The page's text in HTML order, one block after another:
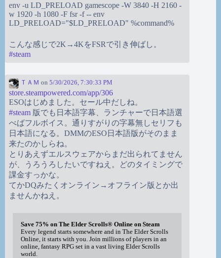
env -u LD_PRELOAD gamescope -W 3840 -H 2160 -
w 1920 -h 1080 -F fsr -f -- env
LD_PRELOAD="$LD_PRELOAD" %command%
こんな感じで2K→4KをFSRで引き伸ばし。
#steam
ＴＡＭ on 5/30/2026, 7:30:33 PM
store.steampowered.com/app/306
ESOはじめました。セール中だしね。
#steam 版でも日本語字幕、ランチャーで日本語選
べばフルボイス。通りすがりの字幕無しセリフも
日本語になる。DMMのESO日本語版がそのまま
来たのかしらね。
とりあえずエルスウェアからまだ出られてません
が、うろうろしたいですねえ。どのタイミングで
課金すっかな。
てかDQみたくオンライン→オフライン版とか出
ませんかねえ。
Save 75% on The Elder Scrolls® Online on Steam
Every legend starts somewhere and in The Elder Scrolls
Online, it starts with you. Join millions of players in an
online, fantasy RPG set in a vast living Elder Scrolls
world.